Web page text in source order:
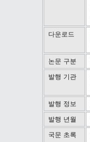
다운로드
논문 구분
발행 기관
발행 정보
발행 년월
국문 초록